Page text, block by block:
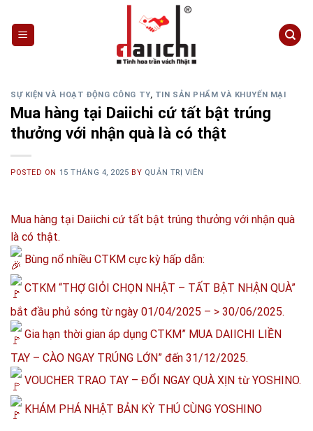
content
SỰ KIỆN VÀ HOẠT ĐỘNG CÔNG TY, TIN SẢN PHẨM VÀ KHUYẾN MẠI
Mua hàng tại Daiichi cứ tất bật trúng
thưởng với nhận quà là có thật
POSTED ON 15 THÁNG 4, 2025 BY QUẢN TRỊ VIÊN
Mua hàng tại Daiichi cứ tất bật trúng thưởng với nhận quà
là có thật.
Bùng nổ nhiều CTKM cực kỳ hấp dẫn:
CTKM “THỢ GIỎI CHỌN NHẬT – TẤT BẬT NHẬN QUÀ”
bắt đầu phủ sóng từ ngày 01/04/2025 – > 30/06/2025.
Gia hạn thời gian áp dụng CTKM” MUA DAIICHI LIỀN
TAY – CÀO NGAY TRÚNG LỚN” đến 31/12/2025.
VOUCHER TRAO TAY – ĐỔI NGAY QUÀ XỊN từ YOSHINO.
KHÁM PHÁ NHẬT BẢN KỲ THÚ CÙNG YOSHINO